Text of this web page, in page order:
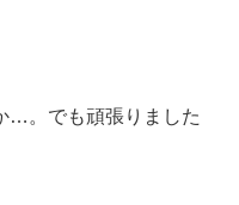
…。でも頑張りました